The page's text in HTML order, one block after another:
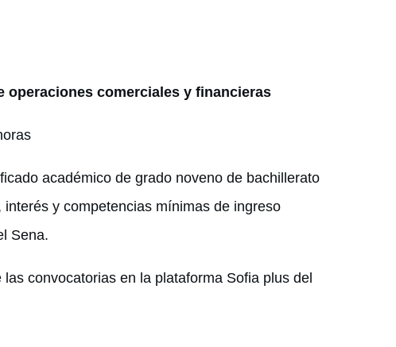
operaciones comerciales y financieras
académico de grado noveno de bachillerato
y competencias mínimas de ingreso
Sena.
convocatorias en la plataforma Sofia plus del